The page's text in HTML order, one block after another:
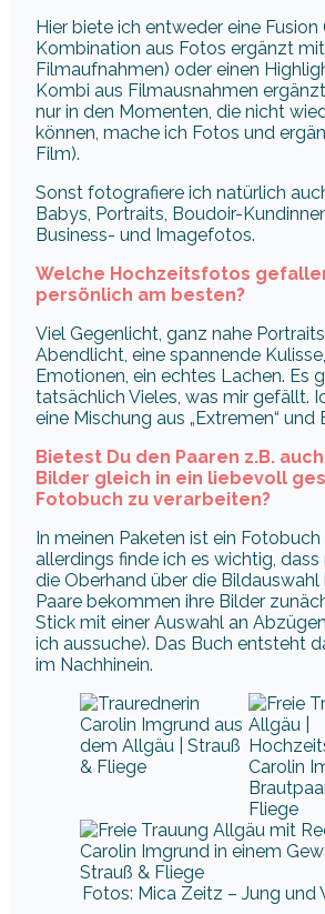
Hier biete ich entweder eine Fusion
Kombination aus Fotos ergänzt mit
Filmaufnahmen) oder einen
Kombi aus Filmausnahmen
nur in den Momenten, die nicht
können, mache ich Fotos und
Film).
Sonst fotografiere ich natürlich
Babys, Portraits, Boudoir-
Business- und Imagefotos.
Welche Hochzeitsfotos
persönlich am besten?
Viel Gegenlicht, ganz nahe
Abendlicht, eine spannende
Emotionen, ein echtes Lachen. Es
tatsächlich Vieles, was mir gefällt.
eine Mischung aus „Extremen“ und
Bietest Du den Paaren z.B.
Bilder gleich in ein liebevoll
Fotobuch zu verarbeiten?
In meinen Paketen ist ein Fotobuch
allerdings finde ich es wichtig, dass
die Oberhand über die Bildauswahl
Paare bekommen ihre Bilder
Stick mit einer Auswahl an
ich aussuche). Das Buch entsteht
im Nachhinein.
Fotos: Mica Zeitz – Jung und